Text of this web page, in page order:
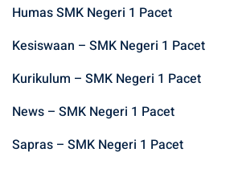
Humas SMK Negeri 1 Pacet
Kesiswaan – SMK Negeri 1 Pacet
Kurikulum – SMK Negeri 1 Pacet
News – SMK Negeri 1 Pacet
Sapras – SMK Negeri 1 Pacet